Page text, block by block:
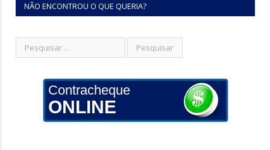
NÃO ENCONTROU O QUE QUERIA?
Contracheque
ONLINE